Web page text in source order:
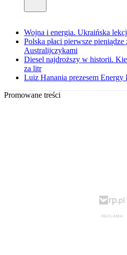
Wojna i energia. Ukraińska
Polska płaci pierwsze
Australijczykami
Diesel najdroższy w historii.
za litr
Luiz Hanania prezesem
Promowane treści